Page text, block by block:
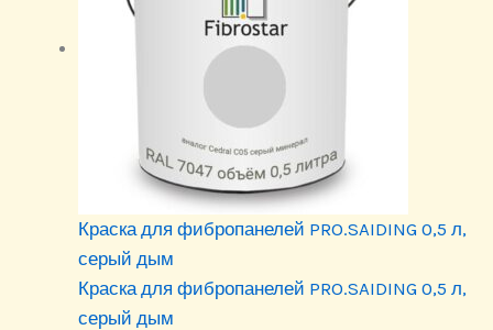
Краска для фибропанелей PRO.SAIDING 0,5 л,
серый дым
Краска для фибропанелей PRO.SAIDING 0,5 л,
серый дым